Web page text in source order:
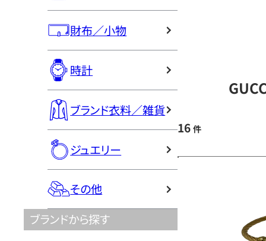
財布／小物
時計
ブランド衣料／雑貨
ジュエリー
その他
ブランドから探す
16 件